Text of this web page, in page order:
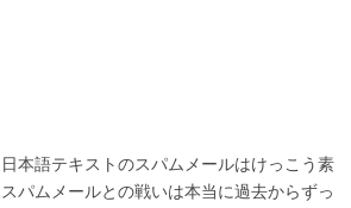
本語テキストのスパムメールはけっこう素
パムメールとの戦いは本当に過去からずっ